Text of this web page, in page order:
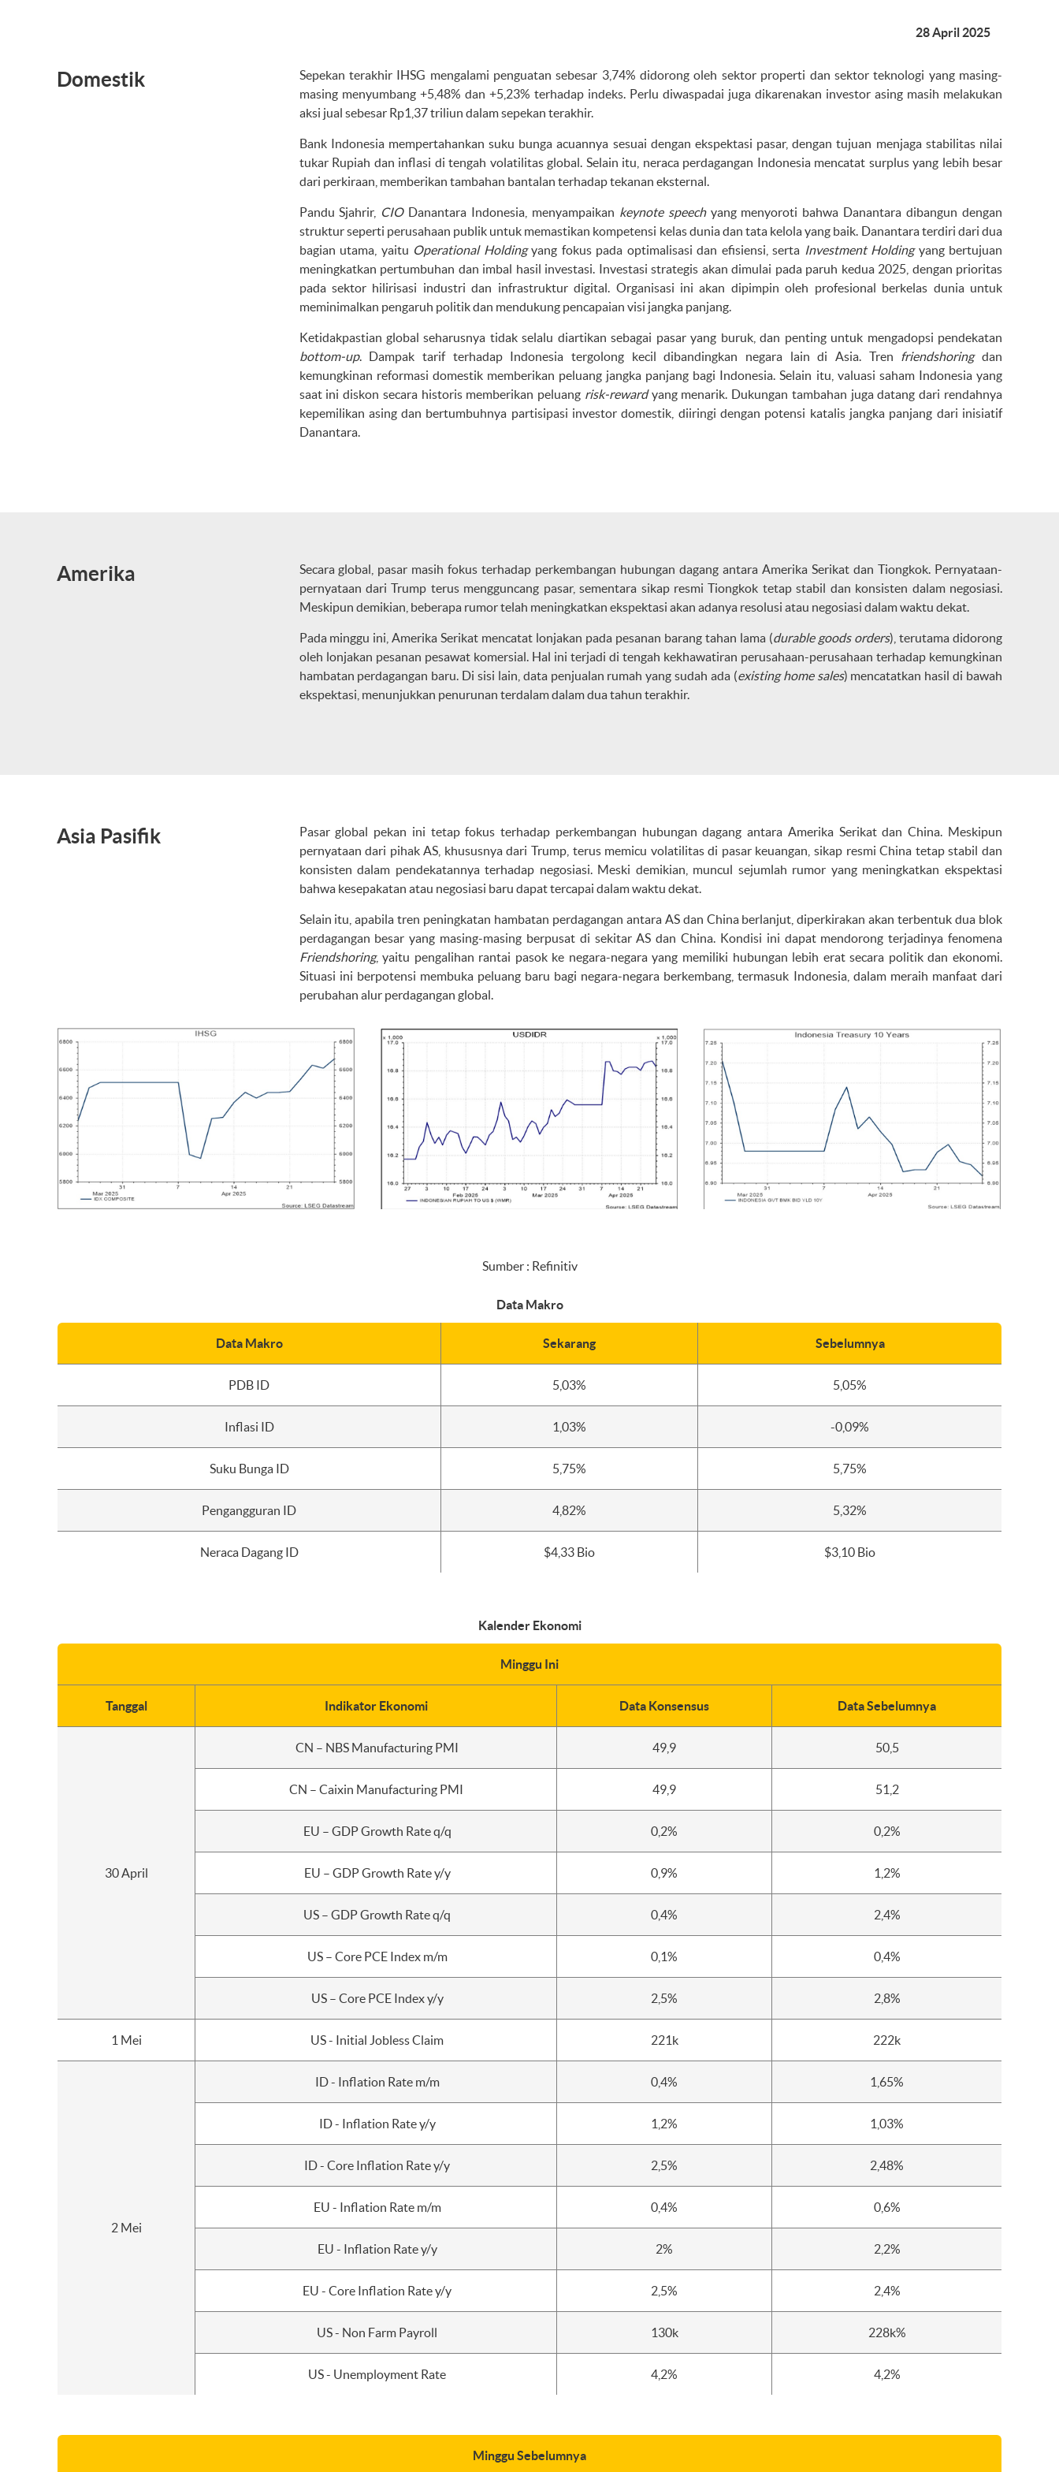
28 April 2025
Domestik
Sepekan terakhir IHSG mengalami penguatan sebesar 3,74% didorong oleh sektor properti dan sektor teknologi yang masing-
masing menyumbang +5,48% dan +5,23% terhadap indeks. Perlu diwaspadai juga dikarenakan investor asing masih melakukan
aksi jual sebesar Rp1,37 triliun dalam sepekan terakhir.
Bank Indonesia mempertahankan suku bunga acuannya sesuai dengan ekspektasi pasar, dengan tujuan menjaga stabilitas nilai
tukar Rupiah dan inflasi di tengah volatilitas global. Selain itu, neraca perdagangan Indonesia mencatat surplus yang lebih besar
dari perkiraan, memberikan tambahan bantalan terhadap tekanan eksternal.
Pandu Sjahrir, CIO Danantara Indonesia, menyampaikan keynote speechyang menyoroti bahwa Danantara dibangun dengan
struktur seperti perusahaan publik untuk memastikan kompetensi kelas dunia dan tata kelola yang baik. Danantara terdiri dari dua
bagian utama, yaitu Operational Holdingyang fokus pada optimalisasi dan efisiensi, serta Investment Holdingyang bertujuan
meningkatkan pertumbuhan dan imbal hasil investasi. Investasi strategis akan dimulai pada paruh kedua 2025, dengan prioritas
pada sektor hilirisasi industri dan infrastruktur digital. Organisasi ini akan dipimpin oleh profesional berkelas dunia untuk
meminimalkan pengaruh politik dan mendukung pencapaian visi jangka panjang.
Ketidakpastian global seharusnya tidak selalu diartikan sebagai pasar yang buruk, dan penting untuk mengadopsi pendekatan
bottom-up. Dampak tarif terhadap Indonesia tergolong kecil dibandingkan negara lain di Asia. Tren friendshoringdan
kemungkinan reformasi domestik memberikan peluang jangka panjang bagi Indonesia. Selain itu, valuasi saham Indonesia yang
saat ini diskon secara historis memberikan peluang risk-rewardyang menarik. Dukungan tambahan juga datang dari rendahnya
kepemilikan asing dan bertumbuhnya partisipasi investor domestik, diiringi dengan potensi katalis jangka panjang dari inisiatif
Danantara.
Amerika
Secara global, pasar masih fokus terhadap perkembangan hubungan dagang antara Amerika Serikat dan Tiongkok. Pernyataan-
pernyataan dari Trump terus mengguncang pasar, sementara sikap resmi Tiongkok tetap stabil dan konsisten dalam negosiasi.
Meskipun demikian, beberapa rumor telah meningkatkan ekspektasi akan adanya resolusi atau negosiasi dalam waktu dekat.
Pada minggu ini, Amerika Serikat mencatat lonjakan pada pesanan barang tahan lama (durable goods orders), terutama didorong
oleh lonjakan pesanan pesawat komersial. Hal ini terjadi di tengah kekhawatiran perusahaan-perusahaan terhadap kemungkinan
hambatan perdagangan baru. Di sisi lain, data penjualan rumah yang sudah ada (existing home sales) mencatatkan hasil di bawah
ekspektasi, menunjukkan penurunan terdalam dalam dua tahun terakhir.
Asia Pasifik
Pasar global pekan ini tetap fokus terhadap perkembangan hubungan dagang antara Amerika Serikat dan China. Meskipun
pernyataan dari pihak AS, khususnya dari Trump, terus memicu volatilitas di pasar keuangan, sikap resmi China tetap stabil dan
konsisten dalam pendekatannya terhadap negosiasi. Meski demikian, muncul sejumlah rumor yang meningkatkan ekspektasi
bahwa kesepakatan atau negosiasi baru dapat tercapai dalam waktu dekat.
Selain itu, apabila tren peningkatan hambatan perdagangan antara AS dan China berlanjut, diperkirakan akan terbentuk dua blok
perdagangan besar yang masing-masing berpusat di sekitar AS dan China. Kondisi ini dapat mendorong terjadinya fenomena
Friendshoring, yaitu pengalihan rantai pasok ke negara-negara yang memiliki hubungan lebih erat secara politik dan ekonomi.
Situasi ini berpotensi membuka peluang baru bagi negara-negara berkembang, termasuk Indonesia, dalam meraih manfaat dari
perubahan alur perdagangan global.
Sumber : Refinitiv
Data Makro
Data Makro Sekarang Sebelumnya
PDB ID 5,03% 5,05%
Inflasi ID 1,03% -0,09%
Suku Bunga ID 5,75% 5,75%
Pengangguran ID 4,82% 5,32%
Neraca Dagang ID $4,33 Bio $3,10 Bio
Kalender Ekonomi
Minggu Ini
Tanggal Indikator Ekonomi Data Konsensus Data Sebelumnya
30 April
CN – NBS Manufacturing PMI 49,9 50,5
CN – Caixin Manufacturing PMI 49,9 51,2
EU – GDP Growth Rate q/q 0,2% 0,2%
EU – GDP Growth Rate y/y 0,9% 1,2%
US – GDP Growth Rate q/q 0,4% 2,4%
US – Core PCE Index m/m 0,1% 0,4%
US – Core PCE Index y/y 2,5% 2,8%
1 Mei US - Initial Jobless Claim 221k 222k
2 Mei
ID - Inflation Rate m/m 0,4% 1,65%
ID - Inflation Rate y/y 1,2% 1,03%
ID - Core Inflation Rate y/y 2,5% 2,48%
EU - Inflation Rate m/m 0,4% 0,6%
EU - Inflation Rate y/y 2% 2,2%
EU - Core Inflation Rate y/y 2,5% 2,4%
US - Non Farm Payroll 130k 228k%
US - Unemployment Rate 4,2% 4,2%
Minggu Sebelumnya